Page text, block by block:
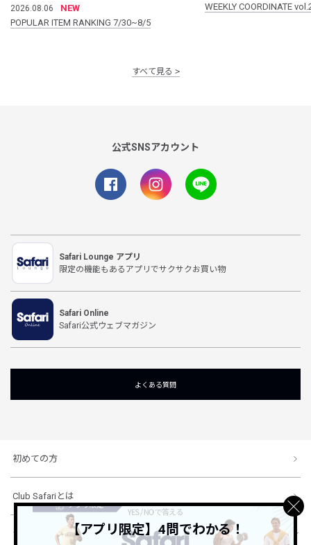
2026.08.06
NEW
POPULAR ITEM RANKING 7/30~8/5
WEEKLY COORDINATE
すべて見る
公式SNSアカウント
Safari Lounge アプリ
限定の機能もあるアプリでサクサクお買い物
Safari Online
Safari公式ウェブマガジン
よくある質問
初めての方
Club Safariとは
ショッピングガイド【アプリ限定】4問でわかる！